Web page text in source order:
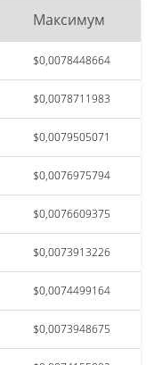
Максимум
$0,0078448664
$0,0078711983
$0,0079505071
$0,0076975794
$0,0076609375
$0,0073913226
$0,0074499164
$0,0073948675